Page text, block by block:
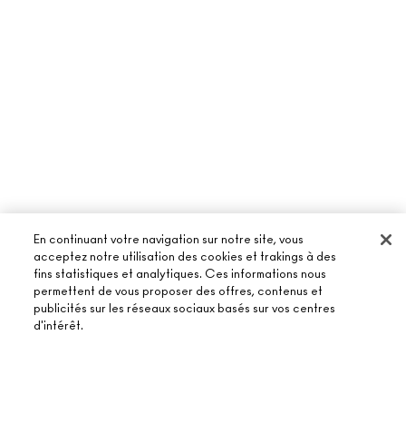
À PROPOS DE MAC
En continuant votre navigation sur notre site, vous
acceptez notre utilisation des cookies et trakings à des
fins statistiques et analytiques. Ces informations nous
permettent de vous proposer des offres, contenus et
publicités sur les réseaux sociaux basés sur vos centres
d'intérêt.